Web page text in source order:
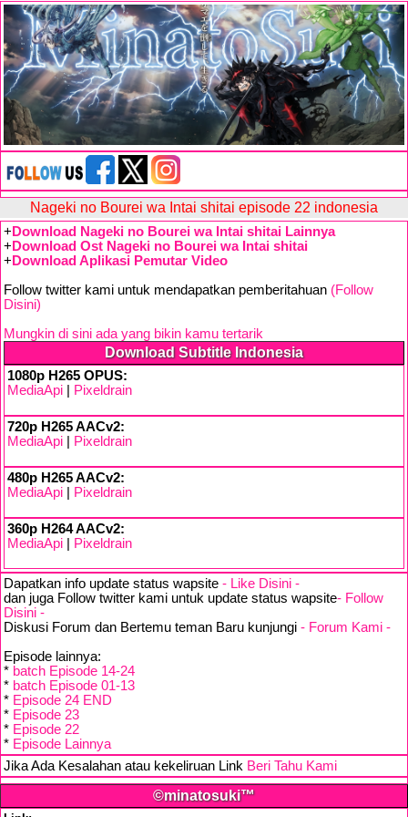
Nageki no Bourei wa Intai shitai episode 22 indonesia
+ Download Nageki no Bourei wa Intai shitai Lainnya
+ Download Ost Nageki no Bourei wa Intai shitai
+ Download Aplikasi Pemutar Video
Follow twitter kami untuk mendapatkan pemberitahuan (Follow
Disini)
Mungkin di sini ada yang bikin kamu tertarik
Download Subtitle Indonesia
1080p H265 OPUS:
MediaApi
Pixeldrain
720p H265 AACv2:
MediaApi
Pixeldrain
480p H265 AACv2:
MediaApi
Pixeldrain
360p H264 AACv2:
MediaApi
Pixeldrain
Dapatkan info update status wapsite - Like Disini -
dan juga Follow twitter kami untuk update status wapsite- Follow
Disini -
Diskusi Forum dan Bertemu teman Baru kunjungi - Forum Kami -
Episode lainnya:
* batch Episode 14-24
* batch Episode 01-13
* Episode 24 END
* Episode 23
* Episode 22
* Episode Lainnya
Jika Ada Kesalahan atau kekeliruan Link Beri Tahu Kami
©minatosuki™